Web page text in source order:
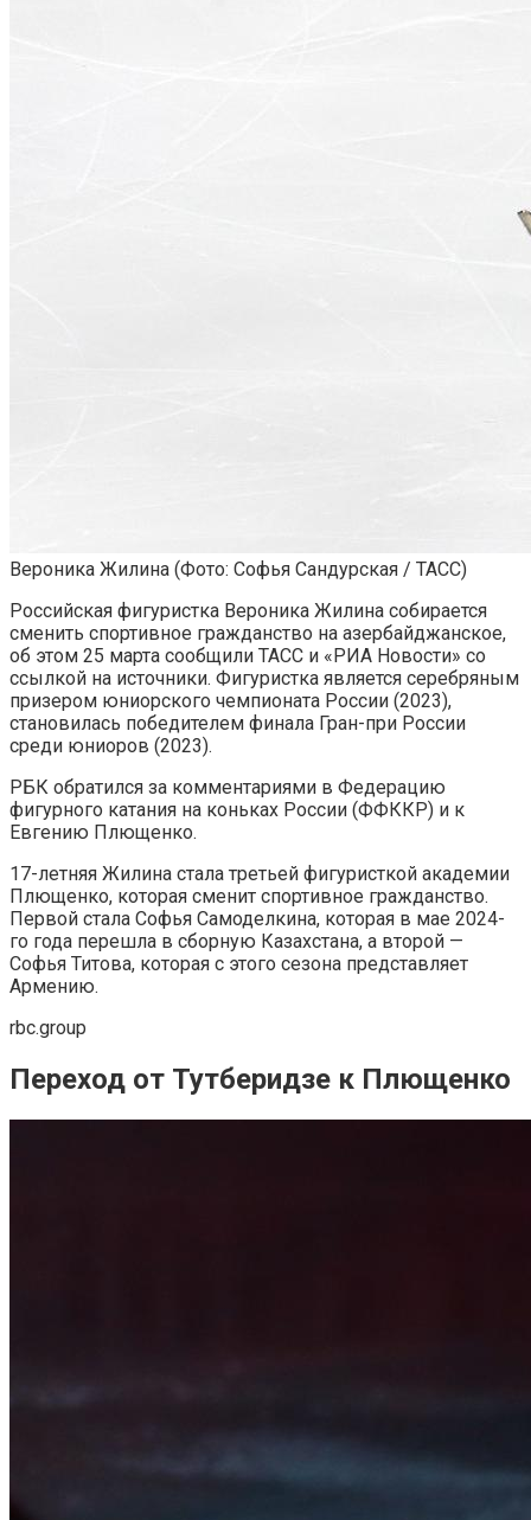
Вероника Жилина (Фото: Софья Сандурская / ТАСС)
Российская фигуристка Вероника Жилина собирается
сменить спортивное гражданство на азербайджанское,
об этом 25 марта сообщили ТАСС и «РИА Новости» со
ссылкой на источники. Фигуристка является серебряным
призером юниорского чемпионата России (2023),
становилась победителем финала Гран-при России
среди юниоров (2023).
РБК обратился за комментариями в Федерацию
фигурного катания на коньках России (ФФККР) и к
Евгению Плющенко.
17-летняя Жилина стала третьей фигуристкой академии
Плющенко, которая сменит спортивное гражданство.
Первой стала Софья Самоделкина, которая в мае 2024-
го года перешла в сборную Казахстана, а второй —
Софья Титова, которая с этого сезона представляет
Армению.
rbc.group
Переход от Тутберидзе к Плющенко